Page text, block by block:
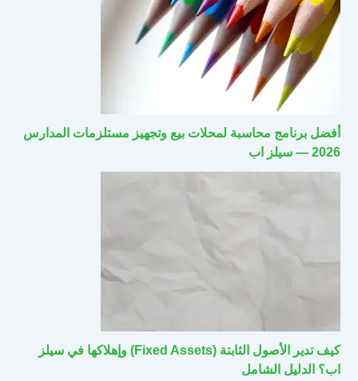
أفضل برنامج محاسبة لمحلات بيع وتجهيز مستلزمات المدارس
2026 — سيلز اب
كيف تدير الأصول الثابتة (Fixed Assets) وإهلاكها في سيلز
اب؟ الدليل الشامل